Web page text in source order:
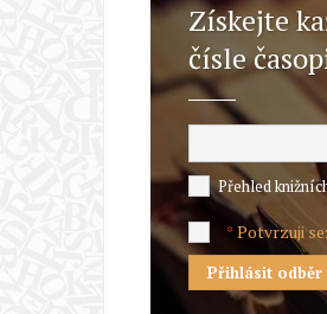
Získejte
čísle
Přehled
*Potvrzuji